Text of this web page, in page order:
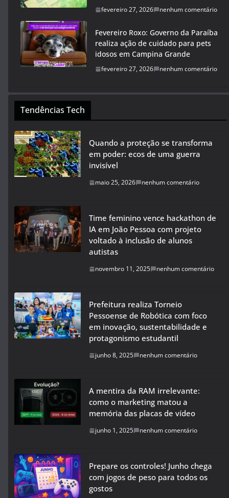
fevereiro 27, 2026 nenhum comentário
Fevereiro Roxo: Governo da Paraíba
realiza ação de cuidado para pets
idosos em Campina Grande
fevereiro 27, 2026 nenhum comentário
Tendências Tech
Quando a proteção se transforma
em poder: ecos de uma guerra
invisível
maio 25, 2026 nenhum comentário
Time feminino vence hackathon de
IA em João Pessoa com projeto
voltado à inclusão de alunos
autistas
novembro 11, 2025 nenhum comentário
Prefeitura realiza Torneio
Pessoense de Robótica com foco
em inovação, sustentabilidade e
protagonismo estudantil
junho 8, 2025 nenhum comentário
A mentira da RAM irrelevante:
como o marketing matou a
memória das placas de vídeo
junho 1, 2025 nenhum comentário
Prepare os controles! Junho chega
com jogos de peso para todos os
gostos